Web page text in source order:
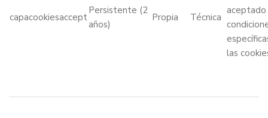
capacookiesaccept
Persistente (2
años)
Propia Técnica
aceptado
las